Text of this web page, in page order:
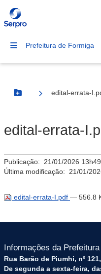
Prefeitura de Formiga
Botão Menu
edital-errata-
edital-errata-
Publicação: 21/01/2026 13h49
Última modificação: 21/01/
edital-errata-I.pdf — 556.8
Informações da Prefeitura
Rua Barão de Piumhi, nº
De segunda a sexta-feira,